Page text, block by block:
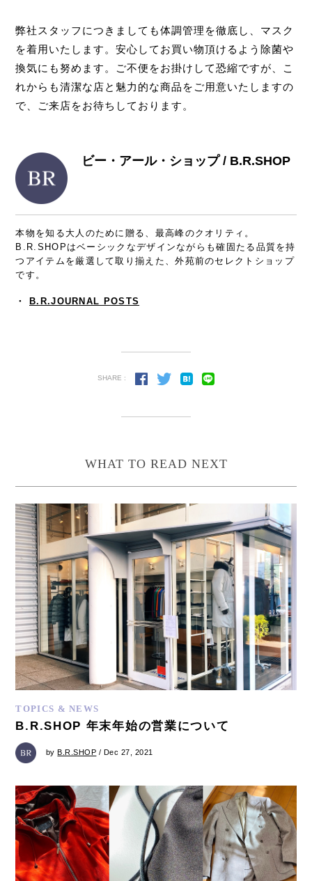
弊社スタッフにつきましても体調管理を徹底し、マスク
を着用いたします。安心してお買い物頂けるよう除菌や
換気にも努めます。ご不便をお掛けして恐縮ですが、こ
れからも清潔な店と魅力的な商品をご用意いたしますの
で、ご来店をお待ちしております。
ビー・アール・ショップ / B.R.SHOP
本物を知る大人のために贈る、最高峰のクオリティ。
B.R.SHOPはベーシックなデザインながらも確固たる品質を持
つアイテムを厳選して取り揃えた、外苑前のセレクトショップ
です。
・ B.R.JOURNAL POSTS
SHARE :
WHAT TO READ NEXT
TOPICS & NEWS
B.R.SHOP 年末年始の営業について
byB.R.SHOP / Dec 27, 2021